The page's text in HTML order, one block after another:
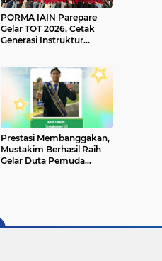
PORMA IAIN Parepare
Gelar TOT 2026, Cetak
Generasi Instruktur
Prestasi Membanggakan,
Mustakim Berhasil Raih
Gelar Duta Pemuda